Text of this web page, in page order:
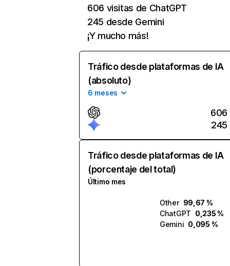
606 visitas de ChatGPT
245 desde Gemini
¡Y mucho más!
Tráfico desde plataformas de IA
(absoluto)
6 meses
606
245
Tráfico desde plataformas de IA
(porcentaje del total)
Último mes
Other 99,67 %
ChatGPT 0,235 %
Gemini 0,095 %